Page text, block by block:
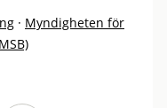
· Myndigheten för